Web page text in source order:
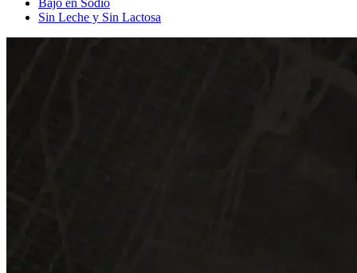
Sin Leche y Sin Lactosa